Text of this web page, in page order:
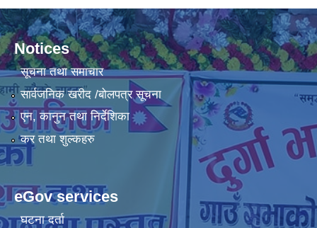
Notices
सूचना तथा समाचार
सार्वजनिक खरीद /बोलपत्र सूचना
एन, कानुन तथा निर्देशिका
कर तथा शुल्कहरु
eGov services
घटना दर्ता